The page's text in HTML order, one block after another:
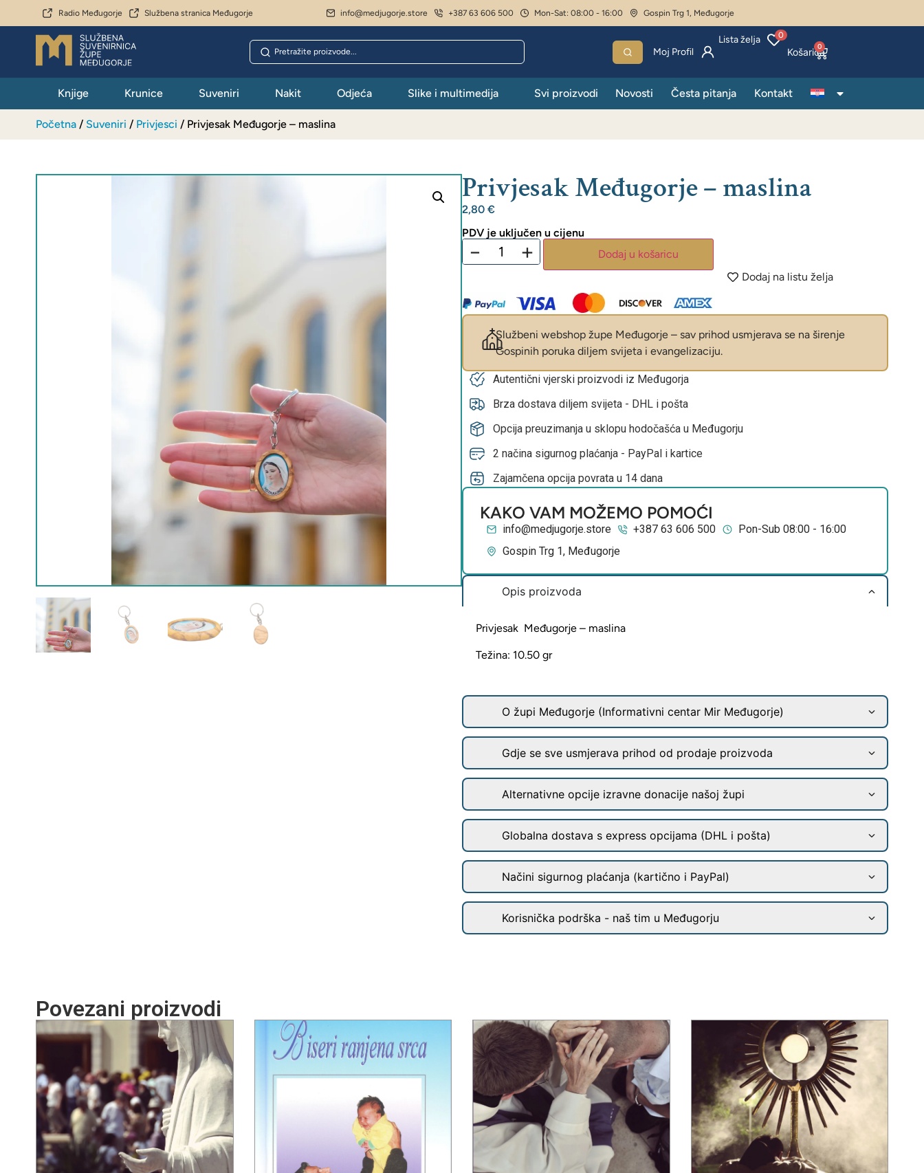
Radio Međugorje Službena stranica Međugorje info@medjugorje.store +387 63 606 500 Mon-Sat: 08:00 - 16:00 Gospin Trg 1, Međugorje
Lista želja 0
Moj Profil 0
Knjige Krunice Suveniri Nakit Odjeća Slike i multimedija Svi proizvodi Novosti Česta pitanja Kontakt
Početna / Suveniri / Privjesci / Privjesak Međugorje – maslina
Privjesak Međugorje – maslina
2,80 €
PDV je uključen u cijenu
− +
Dodaj u košaricu
Dodaj na listu želja
Službeni webshop župe Međugorje – sav prihod usmjerava se na širenje
Gospinih poruka diljem svijeta i evangelizaciju.
Autentični vjerski proizvodi iz Međugorja
Brza dostava diljem svijeta - DHL i pošta
Opcija preuzimanja u sklopu hodočašća u Međugorju
2 načina sigurnog plaćanja - PayPal i kartice
Zajamčena opcija povrata u 14 dana
KAKO VAM MOŽEMO POMOĆI
info@medjugorje.store +387 63 606 500
Pon-Sub 08:00 - 16:00
Gospin Trg 1, Međugorje
Opis proizvoda
Privjesak Međugorje – maslina
Težina: 10.50 gr
O župi Međugorje (Informativni centar Mir Međugorje)
Gdje se sve usmjerava prihod od prodaje proizvoda
Alternativne opcije izravne donacije našoj župi
Globalna dostava s express opcijama (DHL i pošta)
Načini sigurnog plaćanja (kartično i PayPal)
Korisnička podrška - naš tim u Međugorju
Povezani proizvodi